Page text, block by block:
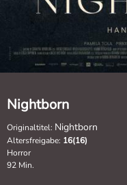
Nightborn
Originaltitel: Nightborn
Altersfreigabe: 16(16)
Horror
92 Min.